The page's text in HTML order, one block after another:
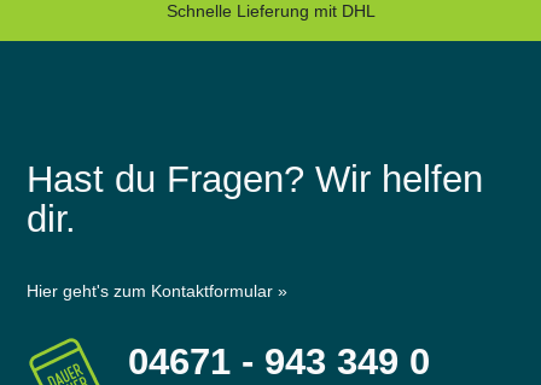
Schnelle Lieferung mit DHL
Hast du Fragen? Wir helfen
dir.
Hier geht's zum Kontaktformular »
04671 - 943 349 0